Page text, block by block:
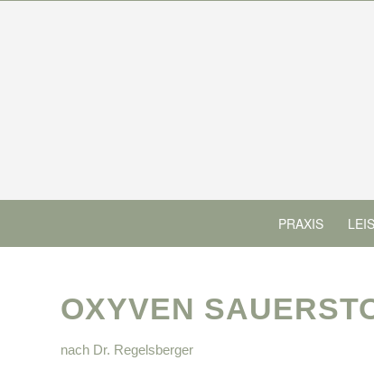
PRAXIS
OXYVEN
nach Dr. Regelsberger